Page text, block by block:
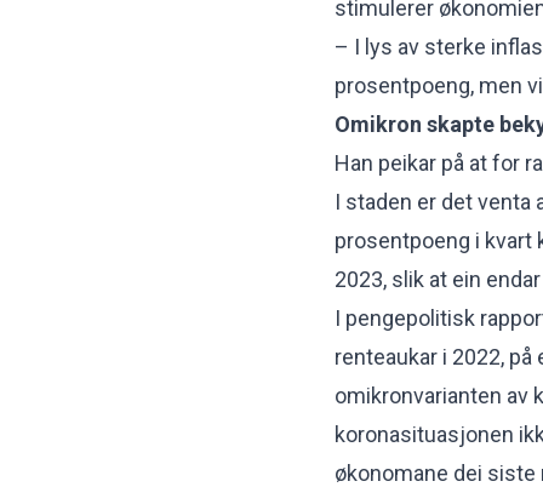
stimulerer
– I lys av sterke
prosentpoeng, men
Omikron skapte
Han peikar på at for
I staden er det venta
prosentpoeng i kvart
2023, slik at ein
I pengepolitisk
renteaukar i 2022,
omikronvarianten av
koronasituasjonen
økonomane dei siste